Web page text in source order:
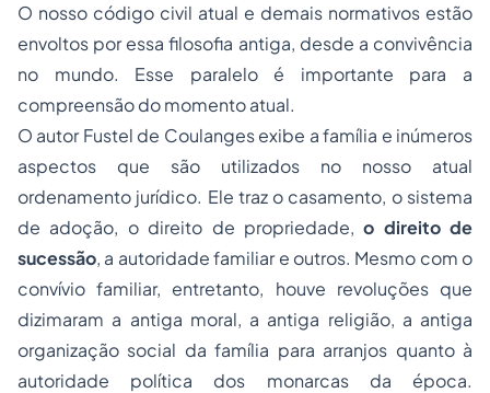
O nosso código civil atual e demais normativos estão
envoltos por essa filosofia antiga, desde a convivência
no mundo. Esse paralelo é importante para a
compreensão do momento atual.
O autor Fustel de Coulanges exibe a família e inúmeros
aspectos que são utilizados no nosso atual
ordenamento jurídico. Ele traz o casamento, o sistema
de adoção, o direito de propriedade,o direito de
sucessão, a autoridade familiar e outros. Mesmo com o
convívio familiar, entretanto, houve revoluções que
dizimaram a antiga moral, a antiga religião, a antiga
organização social da família para arranjos quanto à
autoridade política dos monarcas da época.